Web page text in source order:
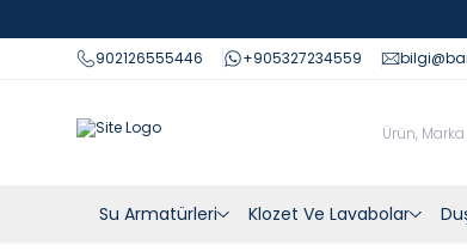
902126555446
+905327234559
Su Armatürleri Klozet Ve Lavabolar